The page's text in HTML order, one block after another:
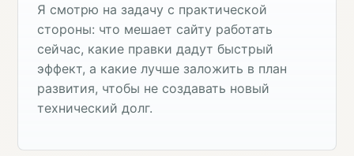
Я смотрю на задачу с практической
стороны: что мешает сайту работать
сейчас, какие правки дадут быстрый
эффект, а какие лучше заложить в план
развития, чтобы не создавать новый
технический долг.